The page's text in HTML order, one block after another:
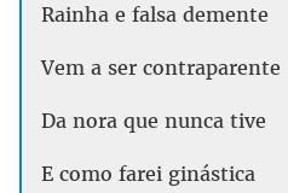
Rainha e falsa demente
Vem a ser contraparente
Da nora que nunca tive
E como farei ginástica